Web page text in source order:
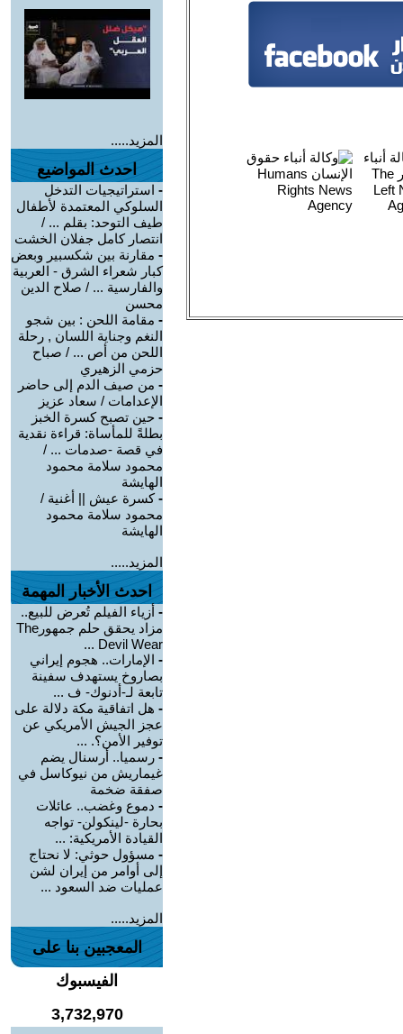
المزيد.....
احدث المواضيع
- استراتيجيات التدخل
السلوكي المعتمدة لأطفال
طيف التوحد: بقلم ... /
انتصار كامل جفلان الخشت
- مقارنة بين شكسبير وبعض
كبار شعراء الشرق - العربية
والفارسية ... / صلاح الدين
محسن
- مقامة اللحن : بين شجو
النغم وجناية اللسان , رحلة
اللحن من أص ... / صباح
حزمي الزهيري
- من صيف الدم إلى حاضر
الإعدامات / سعاد عزيز
- حين تصبح كسرة الخبز
بطلةً للمأساة: قراءة نقدية
في قصة -صدمات ... /
محمود سلامة محمود
الهايشة
-كسرة عيش || أغنية /
محمود سلامة محمود
الهايشة
المزيد.....
احدث الأخبار المهمة
- أزياء الفيلم تُعرض للبيع..
مزاد يحقق حلم جمهورThe
Devil Wear ...
- الإمارات.. هجوم إيراني
بصاروخ يستهدف سفينة
تابعة لـ-أدنوك- ف ...
- هل اتفاقية مكة دلالة على
عجز الجيش الأمريكي عن
توفير الأمن؟. ...
- رسميا.. أرسنال يضم
غيماريش من نيوكاسل في
صفقة ضخمة
- دموع وغضب.. عائلات
بحارة -لينكولن- تواجه
القيادة الأمريكية: ...
- مسؤول حوثي: لا نحتاج
إلى أوامر من إيران لشن
عمليات ضد السعود ...
المزيد.....
المعجبين بنا على
الفيسبوك
3,732,970